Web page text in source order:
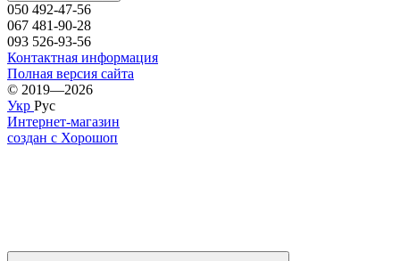
050 492-47-56
067 481-90-28
093 526-93-56
Контактная информация
Полная версия сайта
© 2019—2026
Укр Рус
Интернет-магазин
создан с Хорошоп